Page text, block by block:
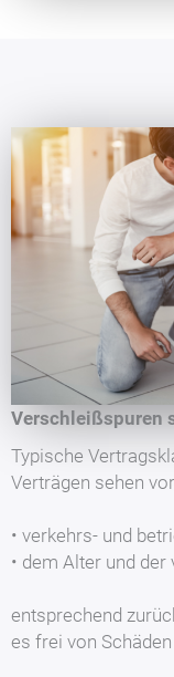
Verschleißspuren
Typische
Verträgen sehen
• verkehrs- und
• dem Alter und
entsprechend
es frei von Schäden